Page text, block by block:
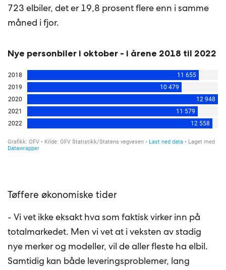
723 elbiler, det er 19,8 prosent flere enn i samme
måned i fjor.
Nye personbiler i oktober - i årene 2018 til 2022
Tøffere økonomiske tider
- Vi vet ikke eksakt hva som faktisk virker inn på
totalmarkedet. Men vi vet at i veksten av stadig
nye merker og modeller, vil de aller fleste ha elbil.
Samtidig kan både leveringsproblemer, lang